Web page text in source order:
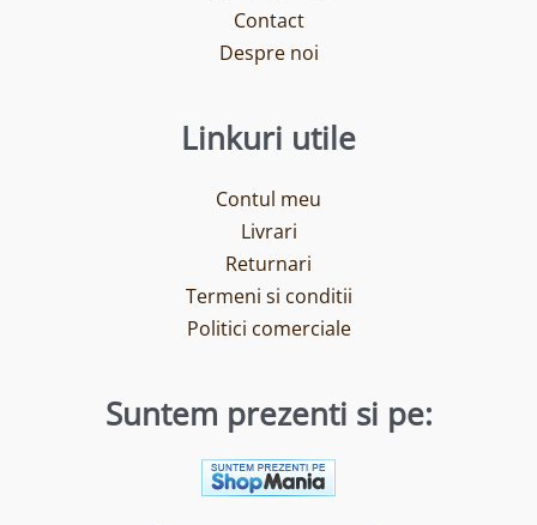
Contact
Despre noi
Linkuri utile
Contul meu
Livrari
Returnari
Termeni si conditii
Politici comerciale
Suntem prezenti si pe: